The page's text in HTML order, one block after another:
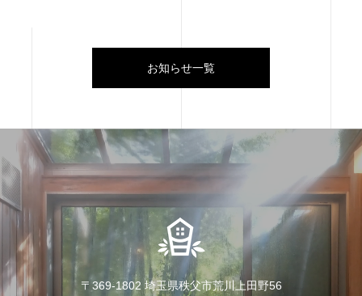
お知らせ一覧
〒369-1802 埼玉県秩父市荒川上田野56